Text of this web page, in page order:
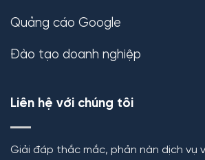
Quảng cáo Google
Đào tạo doanh nghiệp
Liên hệ với chúng tôi
Giải đáp thắc mắc, phản nàn dịch vụ